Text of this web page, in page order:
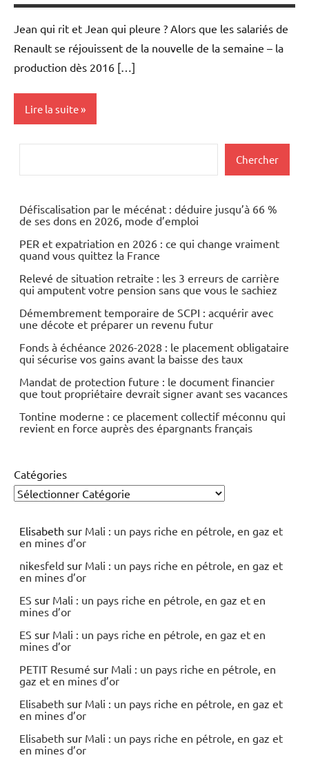
Jean qui rit et Jean qui pleure ? Alors que les salariés de
Renault se réjouissent de la nouvelle de la semaine – la
production dès 2016 […]
Lire la suite
Automobile
Economie
Valeurs
du
CAC40
Chercher
Défiscalisation par le mécénat : déduire jusqu’à 66 %
de ses dons en 2026, mode d’emploi
PER et expatriation en 2026 : ce qui change vraiment
quand vous quittez la France
Relevé de situation retraite : les 3 erreurs de carrière
qui amputent votre pension sans que vous le sachiez
Démembrement temporaire de SCPI : acquérir avec
une décote et préparer un revenu futur
Fonds à échéance 2026-2028 : le placement obligataire
qui sécurise vos gains avant la baisse des taux
Mandat de protection future : le document financier
que tout propriétaire devrait signer avant ses vacances
Tontine moderne : ce placement collectif méconnu qui
revient en force auprès des épargnants français
Catégories
Elisabeth sur Mali : un pays riche en pétrole, en gaz et
en mines d’or
nikesfeld sur Mali : un pays riche en pétrole, en gaz et
en mines d’or
ES sur Mali : un pays riche en pétrole, en gaz et en
mines d’or
ES sur Mali : un pays riche en pétrole, en gaz et en
mines d’or
PETIT Resumé sur Mali : un pays riche en pétrole, en
gaz et en mines d’or
Elisabeth sur Mali : un pays riche en pétrole, en gaz et
en mines d’or
Elisabeth sur Mali : un pays riche en pétrole, en gaz et
en mines d’or